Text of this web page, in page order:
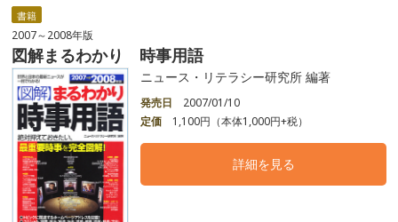
書籍
2007～2008年版
図解まるわかり 時事用語
ニュース・リテラシー研究所 編著
発売日
2007/01/10
定価
1,100円（本体1,000円+税）
詳細を見る